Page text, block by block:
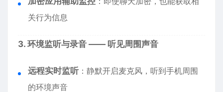
关行为信息
3. 环境监听与录音 —— 听见周围声音
远程实时监听 ：静默开启麦克风，听到手机周围
的环境声音